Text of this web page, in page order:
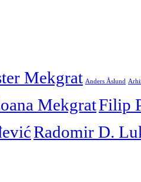
Mekgrat Anders Åslund
MekgratFilip
Radomir D.